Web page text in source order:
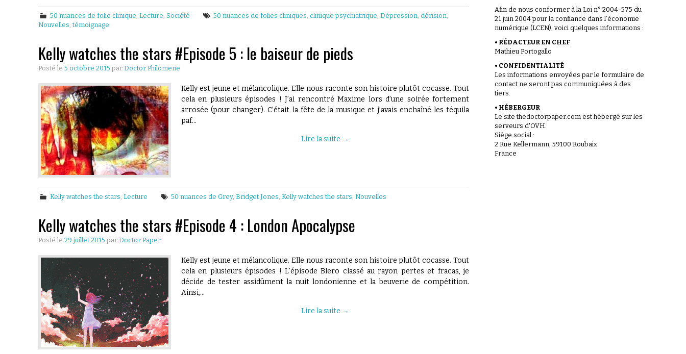
50 nuances de folie clinique,Lecture,Société 50 nuances de folies cliniques,clinique psychiatrique,Dépression, dérision,
Nouvelles,témoignage
Kelly watches the stars #Episode 5 : le baiseur de pieds
Posté le 5 octobre 2015 par Doctor Philomene
Kelly est jeune et mélancolique. Elle nous raconte son histoire plutôt cocasse. Tout
cela en plusieurs épisodes ! J’ai rencontré Maxime lors d’une soirée fortement
arrosée (pour changer). C’était la fête de la musique et j’avais enchaîné les téquila
paf…
Lire la suite →
Kelly watches the stars,Lecture 50 nuances de Grey,Bridget Jones,Kelly watches the stars,Nouvelles
Kelly watches the stars #Episode 4 : London Apocalypse
Posté le 29 juillet 2015 par Doctor Paper
Kelly est jeune et mélancolique. Elle nous raconte son histoire plutôt cocasse. Tout
cela en plusieurs épisodes ! L’épisode Blero classé au rayon pertes et fracas, je
décide de tester assidûment la nuit londonienne et la beuverie de compétition.
Ainsi,…
Lire la suite →
Afin de nous conformer à la Loi n° 2004-575 du
21 juin 2004 pour la confiance dans l’économie
numérique (LCEN), voici quelques informations :
• RÉDACTEUR EN CHEF
Mathieu Portogallo
• CONFIDENTIALITÉ
Les informations envoyées par le formulaire de
contact ne seront pas communiquées à des
tiers.
• HÉBERGEUR
Le site thedoctorpaper.com est hébergé sur les
serveurs d'OVH.
Siège social :
2 Rue Kellermann, 59100 Roubaix
France